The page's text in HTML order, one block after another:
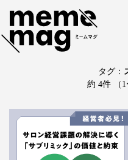
タグ：
約 4件 （1